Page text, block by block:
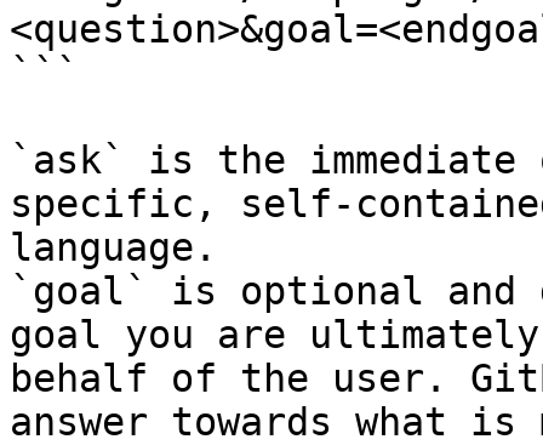
```
`ask` is the
specific, self-
language.
`goal` is optional and
goal you are
behalf of the user.
answer towards what